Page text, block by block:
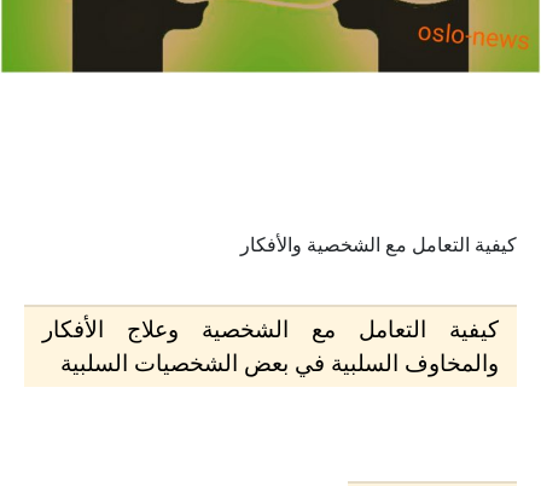
كيفية التعامل مع الشخصية والأفكار
كيفية التعامل مع الشخصية وعلاج الأفكار
والمخاوف السلبية في بعض الشخصيات السلبية